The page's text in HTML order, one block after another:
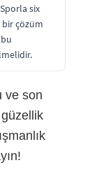
six
çözüm
ve son
güzellik